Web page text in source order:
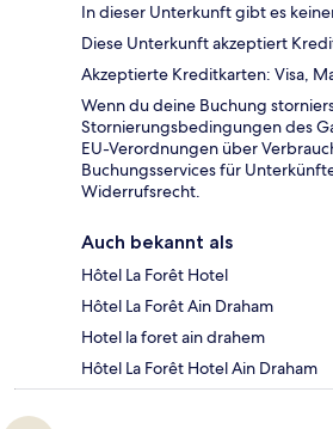
In dieser Unterkunft gibt es
Diese Unterkunft akzeptiert
Akzeptierte Kreditkarten: Visa,
Wenn du deine Buchung
Stornierungsbedingungen des
EU-Verordnungen über
Buchungsservices für
Widerrufsrecht.
Auch bekannt als
Hôtel La Forêt Hotel
Hôtel La Forêt Ain Draham
Hotel la foret ain drahem
Hôtel La Forêt Hotel Ain Draham